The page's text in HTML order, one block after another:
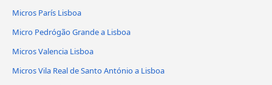
Micros París Lisboa
Micro Pedrógão Grande a Lisboa
Micros Valencia Lisboa
Micros Vila Real de Santo António a Lisboa